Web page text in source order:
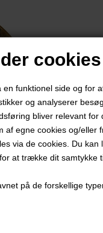
cookies
funktionel side og for
og analyserer
bliver relevant for
egne cookies og/eller
via de cookies. Du
at trække dit samtykke
på de forskellige